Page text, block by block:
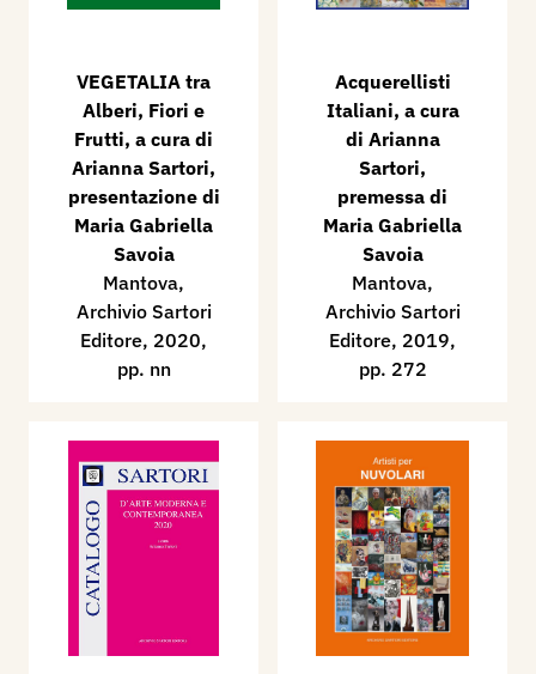
VEGETALIA tra
Alberi, Fiori e
Frutti, a cura di
Arianna Sartori,
presentazione di
Maria Gabriella
Savoia
Mantova,
Archivio Sartori
Editore, 2020,
pp. nn
Acquerellisti
Italiani, a cura
di Arianna
Sartori,
premessa di
Maria Gabriella
Savoia
Mantova,
Archivio Sartori
Editore, 2019,
pp. 272